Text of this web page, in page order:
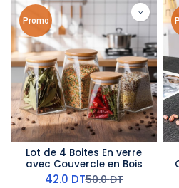
Promo
Lot de 4 Boites En verre
avec Couvercle en Bois
42.0 DT50.0DT